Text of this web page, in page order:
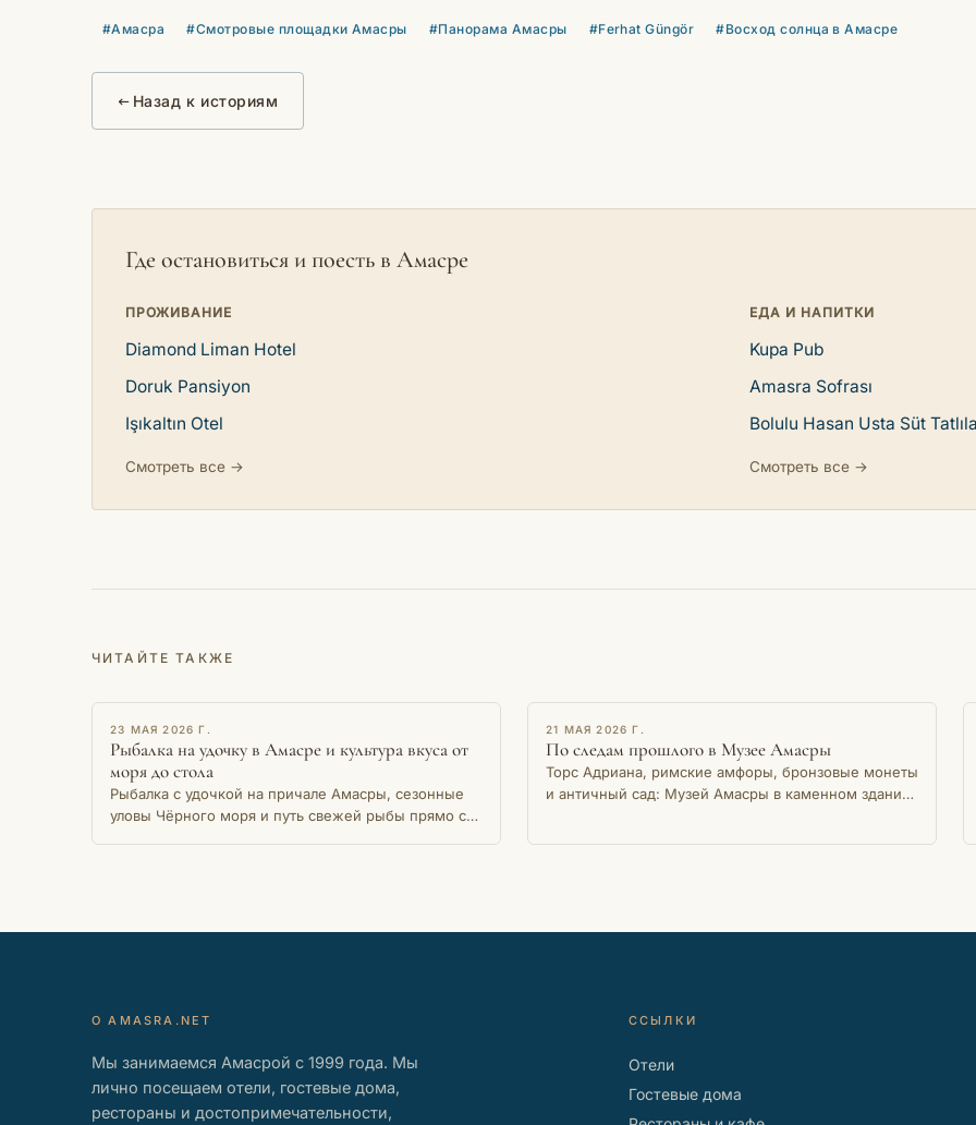
#Амасра #Смотровые площадки Амасры #Панорама Амасры #Ferhat Güngör #Восход солнца в Амасре
Назад к историям
Где остановиться и поесть в Амасре
ПРОЖИВАНИЕ
Diamond Liman Hotel
Doruk Pansiyon
Işıkaltın Otel
Смотреть все →
ЕДА И НАПИТКИ
Kupa Pub
Amasra Sofrası
Bolulu Hasan Usta Süt
Смотреть все →
ЧИТАЙТЕ ТАКЖЕ
ОЧЕРК
23 МАЯ 2026 Г.
Рыбалка на удочку в Амасре и культура вкуса от
моря до стола
Рыбалка с удочкой на причале Амасры, сезонные
уловы Чёрного моря и путь свежей рыбы прямо с
ОЧЕРК
21 МАЯ 2026 Г.
По следам прошлого в Музее Амасры
Торс Адриана, римские амфоры, бронзовые монеты
и античный сад: Музей Амасры в каменном здании
О AMASRA.NET
Мы занимаемся Амасрой с 1999 года. Мы
лично посещаем отели, гостевые дома,
рестораны и достопримечательности,
ССЫЛКИ
Отели
Гостевые дома